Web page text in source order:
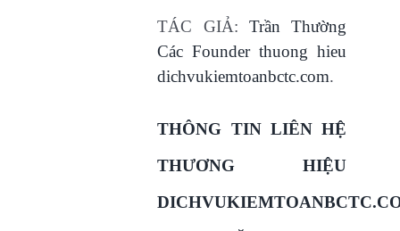
TÁC GIẢ: Trần Thường
Các Founder thuong hieu
dichvukiemtoanbctc.com.
THÔNG TIN LIÊN HỆ
THƯƠNG HIỆU